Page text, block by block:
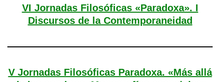
VI Jornadas Filosóficas «Paradoxa». I
Discursos de la Contemporaneidad
V Jornadas Filosóficas Paradoxa. «Más allá